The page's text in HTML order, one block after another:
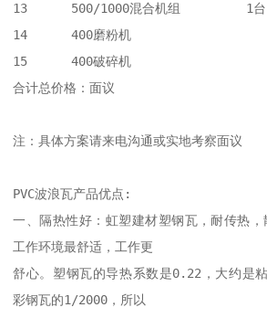
13	500/1000混合机组	        1台	面议
14	400磨粉机	                1台	面议
15	400破碎机	                1台	面议
合计总价格：面议
注：具体方案请来电沟通或实地考察面议
PVC波浪瓦产品优点:
一、隔热性好：虹塑建材塑钢瓦，耐传热
工作环境最舒适，工作更
舒心。塑钢瓦的导热系数是0.22，大约是
彩钢瓦的1/2000，所以